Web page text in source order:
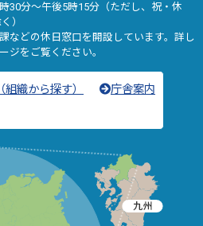
30分～午後5時15分（ただし、祝・休
）
などの休日窓口を開設しています。詳し
ジをご覧ください。
織から探す）
庁舎案内